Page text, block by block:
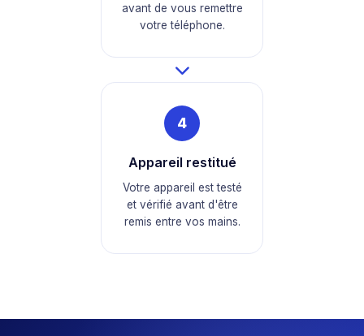
avant de vous remettre
votre téléphone.
4
Appareil restitué
Votre appareil est testé
et vérifié avant d'être
remis entre vos mains.